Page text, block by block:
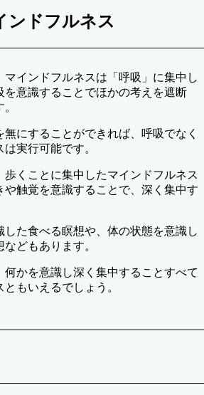
ンドフルネス
マインドフルネスは「呼吸」に集中し
を意識することでほかの考えを遮断
にすることができれば、呼吸でなく
実行可能です。
歩くことに集中したマインドフルネス
や触覚を意識することで、深く集中す
した食べる瞑想や、体の状態を意識し
どもあります。
かを意識し深く集中することすべて
もいえるでしょう。